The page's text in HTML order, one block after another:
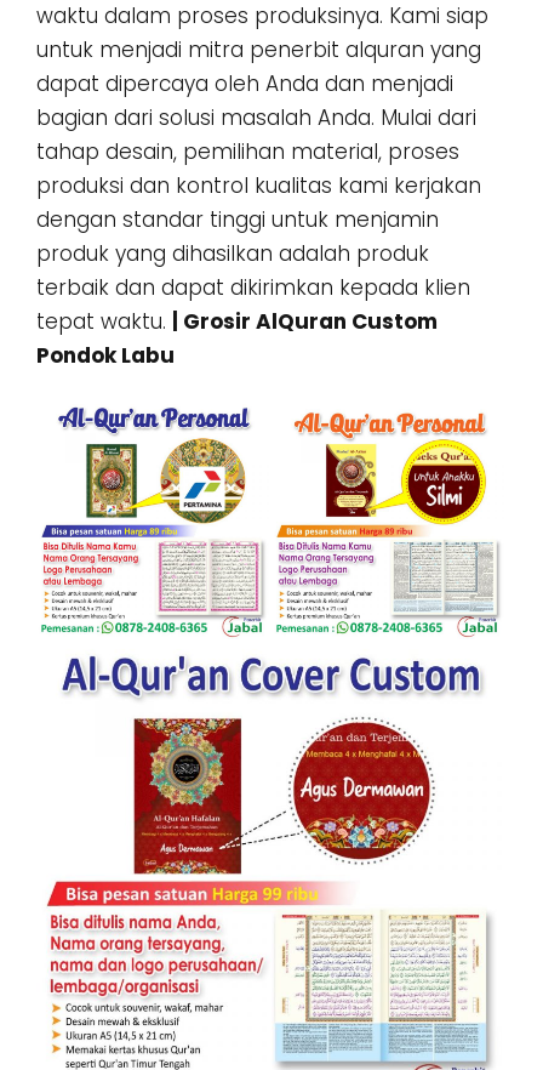
waktu dalam proses produksinya. Kami siap
untuk menjadi mitra penerbit alquran yang
dapat dipercaya oleh Anda dan menjadi
bagian dari solusi masalah Anda. Mulai dari
tahap desain, pemilihan material, proses
produksi dan kontrol kualitas kami kerjakan
dengan standar tinggi untuk menjamin
produk yang dihasilkan adalah produk
terbaik dan dapat dikirimkan kepada klien
tepat waktu.
| Grosir AlQuran Custom
Pondok Labu